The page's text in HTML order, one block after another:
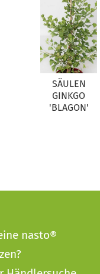
SÄULEN
GINKGO
'BLAGON'
nasto®